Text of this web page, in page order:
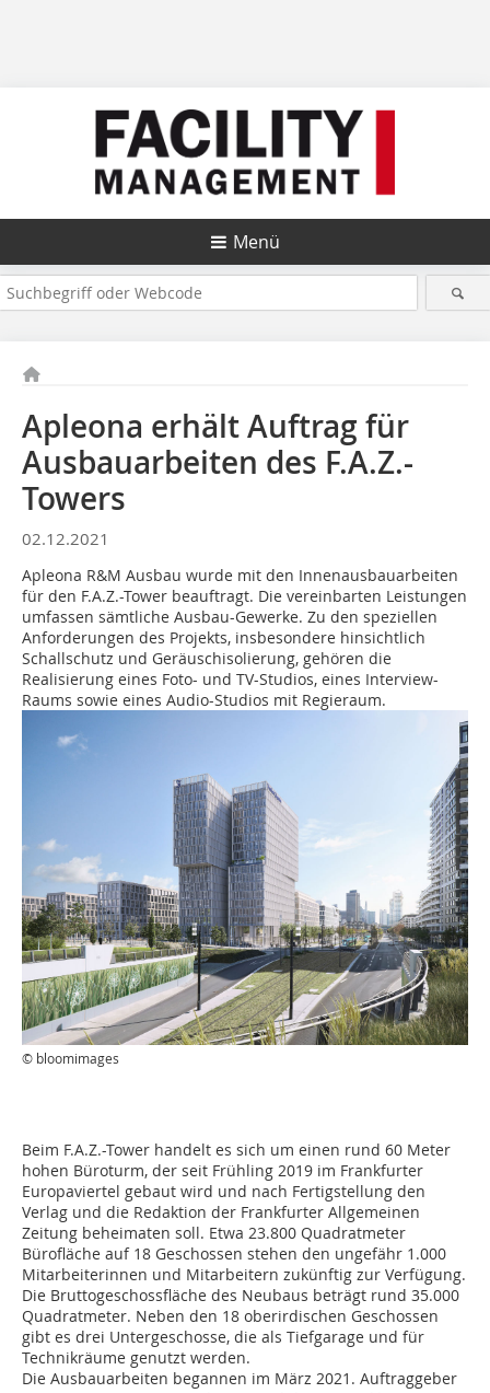
Menü
Apleona erhält Auftrag für
Ausbauarbeiten des F.A.Z.-
Towers
02.12.2021
Apleona R&M Ausbau wurde mit den Innenausbauarbeiten
für den F.A.Z.-Tower beauftragt. Die vereinbarten Leistungen
umfassen sämtliche Ausbau-Gewerke. Zu den speziellen
Anforderungen des Projekts, insbesondere hinsichtlich
Schallschutz und Geräuschisolierung, gehören die
Realisierung eines Foto- und TV-Studios, eines Interview-
Raums sowie eines Audio-Studios mit Regieraum.
© bloomimages
Beim F.A.Z.-Tower handelt es sich um einen rund 60 Meter
hohen Büroturm, der seit Frühling 2019 im Frankfurter
Europaviertel gebaut wird und nach Fertigstellung den
Verlag und die Redaktion der Frankfurter Allgemeinen
Zeitung beheimaten soll. Etwa 23.800 Quadratmeter
Bürofläche auf 18 Geschossen stehen den ungefähr 1.000
Mitarbeiterinnen und Mitarbeitern zukünftig zur Verfügung.
Die Bruttogeschossfläche des Neubaus beträgt rund 35.000
Quadratmeter. Neben den 18 oberirdischen Geschossen
gibt es drei Untergeschosse, die als Tiefgarage und für
Technikräume genutzt werden.
Die Ausbauarbeiten begannen im März 2021. Auftraggeber